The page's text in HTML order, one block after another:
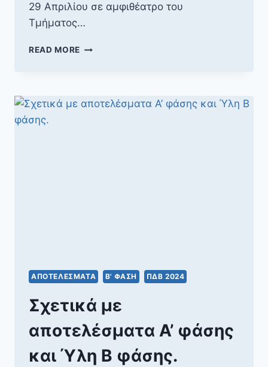
29 Απριλίου σε αμφιθέατρο του
Τμήματος…
READ MORE Β’
2024
ΑΠΟΤΕΛΈΣΜΑΤΑ Β' ΦΆΣΗ ΠΔΒ 2024
Σχετικά με
αποτελέσματα Α’ φάσης
και Ύλη Β φάσης.